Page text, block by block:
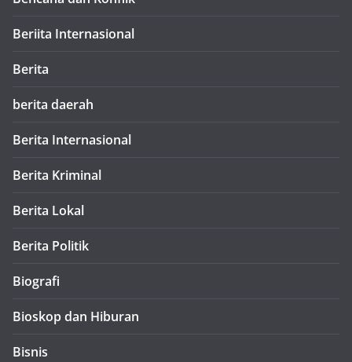
Beriita Internasional
Berita
berita daerah
Berita Internasional
Berita Kriminal
Berita Lokal
Berita Politik
Biografi
Bioskop dan Hiburan
Bisnis